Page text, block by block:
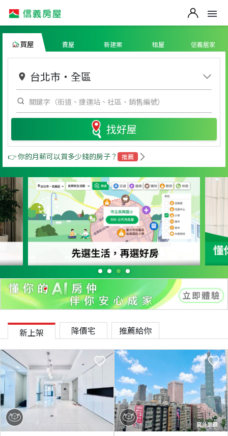
買屋 賣屋 新建案 租屋 信義居家
台北市 ・ 全區
找好屋
👉 你的月薪可以買多少錢的房子？ 推薦
新上架 降價宅 推薦給你